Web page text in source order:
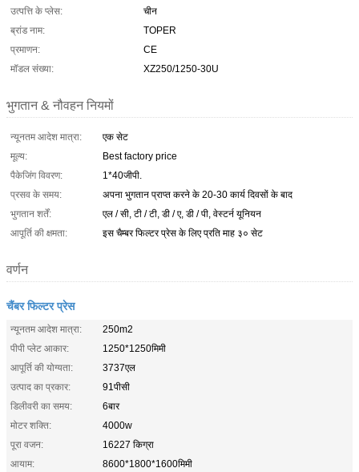
उत्पत्ति के प्लेस:
चीन
ब्रांड नाम:
TOPER
प्रमाणन:
CE
मॉडल संख्या:
XZ250/1250-30U
भुगतान & नौवहन नियमों
न्यूनतम आदेश मात्रा:
एक सेट
मूल्य:
Best factory price
पैकेजिंग विवरण:
1*40जीपी.
प्रसव के समय:
अपना भुगतान प्राप्त करने के 20-30 कार्य दिवसों के बाद
भुगतान शर्तें:
एल / सी, टी / टी, डी / ए, डी / पी, वेस्टर्न यूनियन
आपूर्ति की क्षमता:
इस चैम्बर फिल्टर प्रेस के लिए प्रति माह ३० सेट
वर्णन
चैंबर फिल्टर प्रेस
न्यूनतम आदेश मात्रा:
250m2
पीपी प्लेट आकार:
1250*1250मिमी
आपूर्ति की योग्यता:
3737एल
उत्पाद का प्रकार:
91पीसी
डिलीवरी का समय:
6बार
मोटर शक्ति:
4000w
पूरा वजन:
16227 किग्रा
आयाम:
8600*1800*1600मिमी